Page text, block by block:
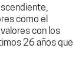
como el
con los
26 años que